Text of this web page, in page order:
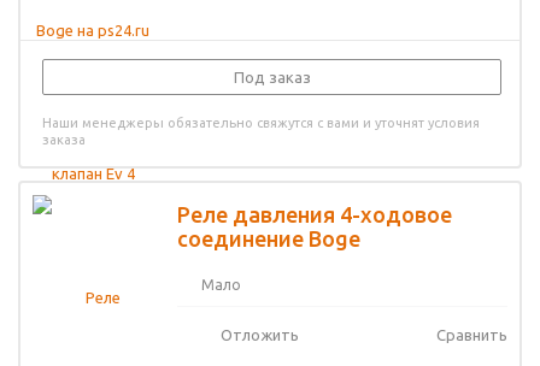
Под заказ
Наши менеджеры обязательно свяжутся с вами и уточнят условия
заказа
Реле давления 4-ходовое
соединение Boge
Мало
Отложить Сравнить